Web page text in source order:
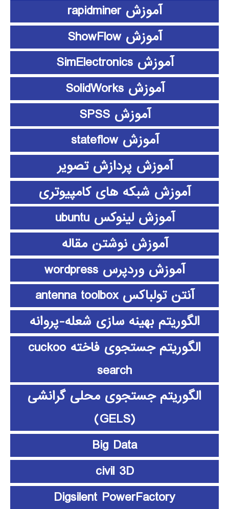
آموزش rapidminer
آموزش ShowFlow
آموزش SimElectronics
آموزش SolidWorks
آموزش SPSS
آموزش stateflow
آموزش پردازش تصویر
آموزش شبکه های کامپیوتری
آموزش لینوکس ubuntu
آموزش نوشتن مقاله
آموزش وردپرس wordpress
آنتن تولباکس antenna toolbox
الگوریتم بهینه سازی شعله-پروانه
الگوریتم جستجوی فاخته cuckoo
search
الگوریتم جستجوی محلی گرانشی
(GELS)
Big Data
civil 3D
Digsilent PowerFactory